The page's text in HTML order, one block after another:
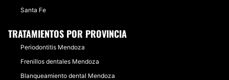
Santa Fe
TRATAMIENTOS POR PROVINCIA
Periodontitis Mendoza
Frenillos dentales Mendoza
Blanqueamiento dental Mendoza